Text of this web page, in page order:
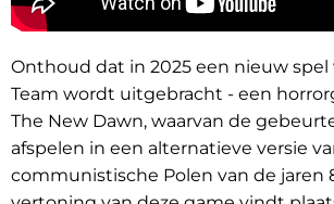
Onthoud dat in 2025 een nieuw spel
Team wordt uitgebracht - een
The New Dawn, waarvan de
afspelen in een alternatieve versie
communistische Polen van de jaren